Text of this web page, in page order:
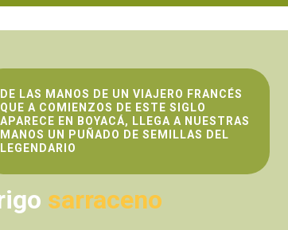
DE LAS MANOS DE UN VIAJERO FRANCÉS
QUE A COMIENZOS DE ESTE SIGLO
APARECE EN BOYACÁ, LLEGA A NUESTRAS
MANOS UN PUÑADO DE SEMILLAS DEL
LEGENDARIO
sarraceno